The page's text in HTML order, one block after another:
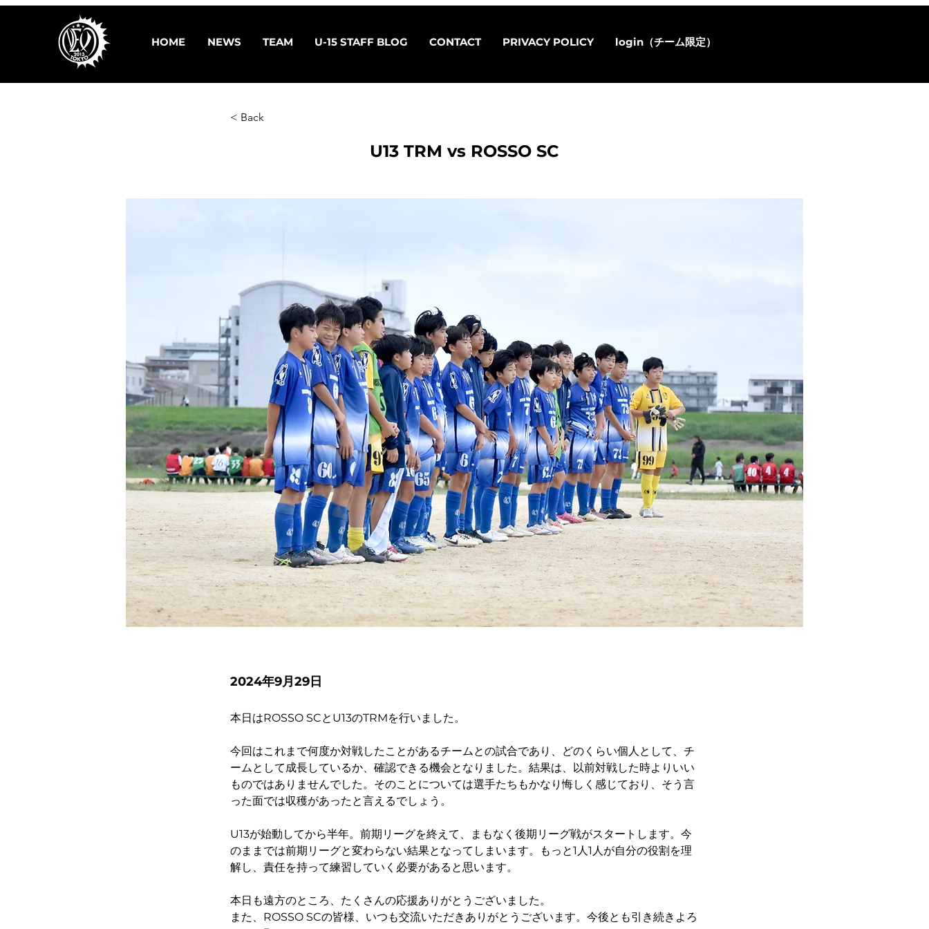
HOME NEWS TEAM U-15 STAFF BLOG CONTACT PRIVACY POLICY login（チーム限定）
< Back
U13 TRM vs ROSSO SC
2024年9月29日
本日はROSSO SCとU13のTRMを行いました。
今回はこれまで何度か対戦したことがあるチームとの試合であり、どのくらい個人として、チ
ームとして成長しているか、確認できる機会となりました。結果は、以前対戦した時よりいい
ものではありませんでした。そのことについては選手たちもかなり悔しく感じており、そう言
った面では収穫があったと言えるでしょう。
U13が始動してから半年。前期リーグを終えて、まもなく後期リーグ戦がスタートします。今
のままでは前期リーグと変わらない結果となってしまいます。もっと1人1人が自分の役割を理
解し、責任を持って練習していく必要があると思います。
本日も遠方のところ、たくさんの応援ありがとうございました。
また、ROSSO SCの皆様、いつも交流いただきありがとうございます。今後とも引き続きよろ